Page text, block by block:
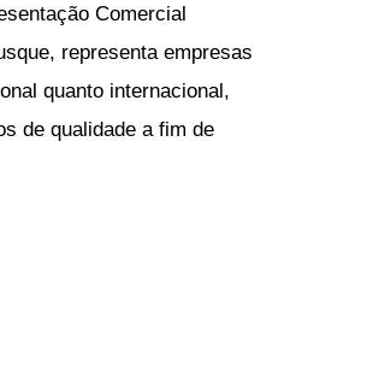
Comercial
, representa empresas
quanto internacional,
de qualidade a fim de